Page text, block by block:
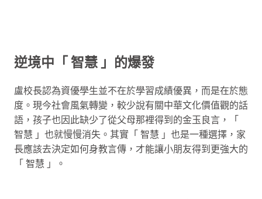
逆境中「 智慧 」的爆發
盧校長認為資優學生並不在於學習成績優異，而是在於態
度。現今社會風氣轉變，較少說有關中華文化價值觀的話
語，孩子也因此缺少了從父母那裡得到的金玉良言，「
智慧 」也就慢慢消失。其實「 智慧 」也是一種選擇，家
長應該去決定如何身教言傳，才能讓小朋友得到更強大的
「 智慧 」。